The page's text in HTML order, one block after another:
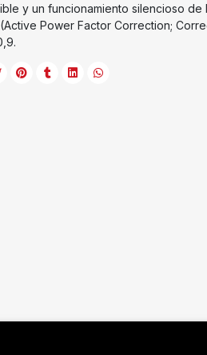
y un funcionamiento silencioso de
Power Factor Correction;